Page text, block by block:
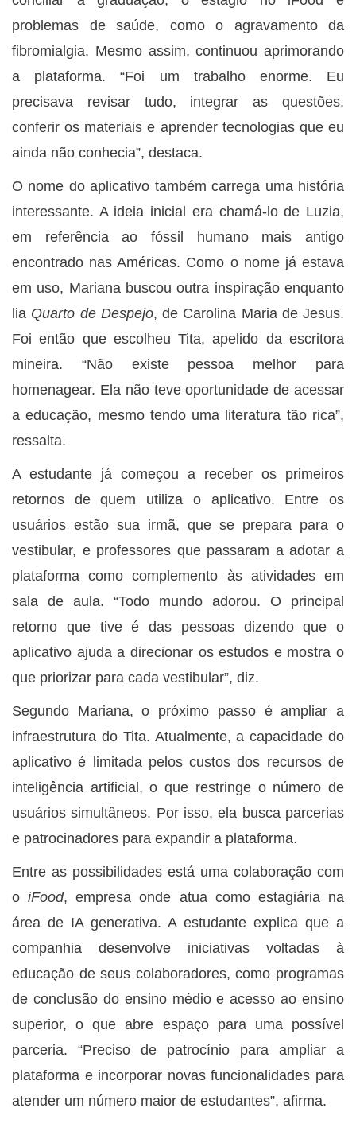
problemas de saúde, como o agravamento da
fibromialgia. Mesmo assim, continuou aprimorando
a plataforma. “Foi um trabalho enorme. Eu
precisava revisar tudo, integrar as questões,
conferir os materiais e aprender tecnologias que eu
ainda não conhecia”, destaca.
O nome do aplicativo também carrega uma história
interessante. A ideia inicial era chamá-lo de Luzia,
em referência ao fóssil humano mais antigo
encontrado nas Américas. Como o nome já estava
em uso, Mariana buscou outra inspiração enquanto
lia Quarto de Despejo, de Carolina Maria de Jesus.
Foi então que escolheu Tita, apelido da escritora
mineira. “Não existe pessoa melhor para
homenagear. Ela não teve oportunidade de acessar
a educação, mesmo tendo uma literatura tão rica”,
ressalta.
A estudante já começou a receber os primeiros
retornos de quem utiliza o aplicativo. Entre os
usuários estão sua irmã, que se prepara para o
vestibular, e professores que passaram a adotar a
plataforma como complemento às atividades em
sala de aula. “Todo mundo adorou. O principal
retorno que tive é das pessoas dizendo que o
aplicativo ajuda a direcionar os estudos e mostra o
que priorizar para cada vestibular”, diz.
Segundo Mariana, o próximo passo é ampliar a
infraestrutura do Tita. Atualmente, a capacidade do
aplicativo é limitada pelos custos dos recursos de
inteligência artificial, o que restringe o número de
usuários simultâneos. Por isso, ela busca parcerias
e patrocinadores para expandir a plataforma.
Entre as possibilidades está uma colaboração com
o iFood, empresa onde atua como estagiária na
área de IA generativa. A estudante explica que a
companhia desenvolve iniciativas voltadas à
educação de seus colaboradores, como programas
de conclusão do ensino médio e acesso ao ensino
superior, o que abre espaço para uma possível
parceria. “Preciso de patrocínio para ampliar a
plataforma e incorporar novas funcionalidades para
atender um número maior de estudantes”, afirma.